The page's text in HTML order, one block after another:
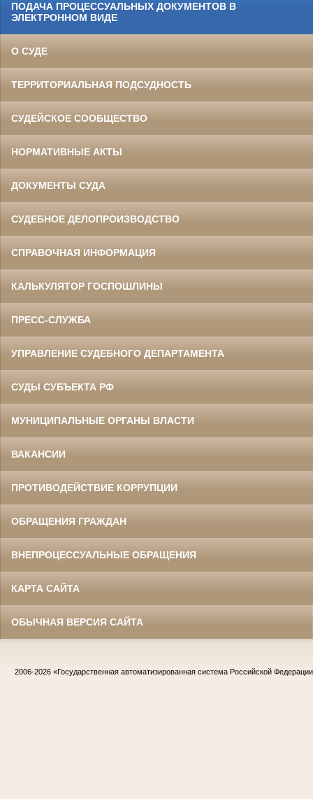
ПОДАЧА ПРОЦЕССУАЛЬНЫХ ДОКУМЕНТОВ В
ЭЛЕКТРОННОМ ВИДЕ
О СУДЕ
ТЕРРИТОРИАЛЬНАЯ ПОДСУДНОСТЬ
СУДЕЙСКОЕ СООБЩЕСТВО
НОРМАТИВНЫЕ АКТЫ
ДОКУМЕНТЫ СУДА
СУДЕБНОЕ ДЕЛОПРОИЗВОДСТВО
СПРАВОЧНАЯ ИНФОРМАЦИЯ
КАЛЬКУЛЯТОР ГОСПОШЛИНЫ
ПРЕСС-СЛУЖБА
УПРАВЛЕНИЕ СУДЕБНОГО ДЕПАРТАМЕНТА
СУДЫ СУБЪЕКТА РФ
МУНИЦИПАЛЬНЫЕ ОРГАНЫ ВЛАСТИ
ВАКАНСИИ
ПРОТИВОДЕЙСТВИЕ КОРРУПЦИИ
ОБРАЩЕНИЯ ГРАЖДАН
ВНЕПРОЦЕССУАЛЬНЫЕ ОБРАЩЕНИЯ
КАРТА САЙТА
ОБЫЧНАЯ ВЕРСИЯ САЙТА
2006-2026 «Государственная автоматизированная система Российской